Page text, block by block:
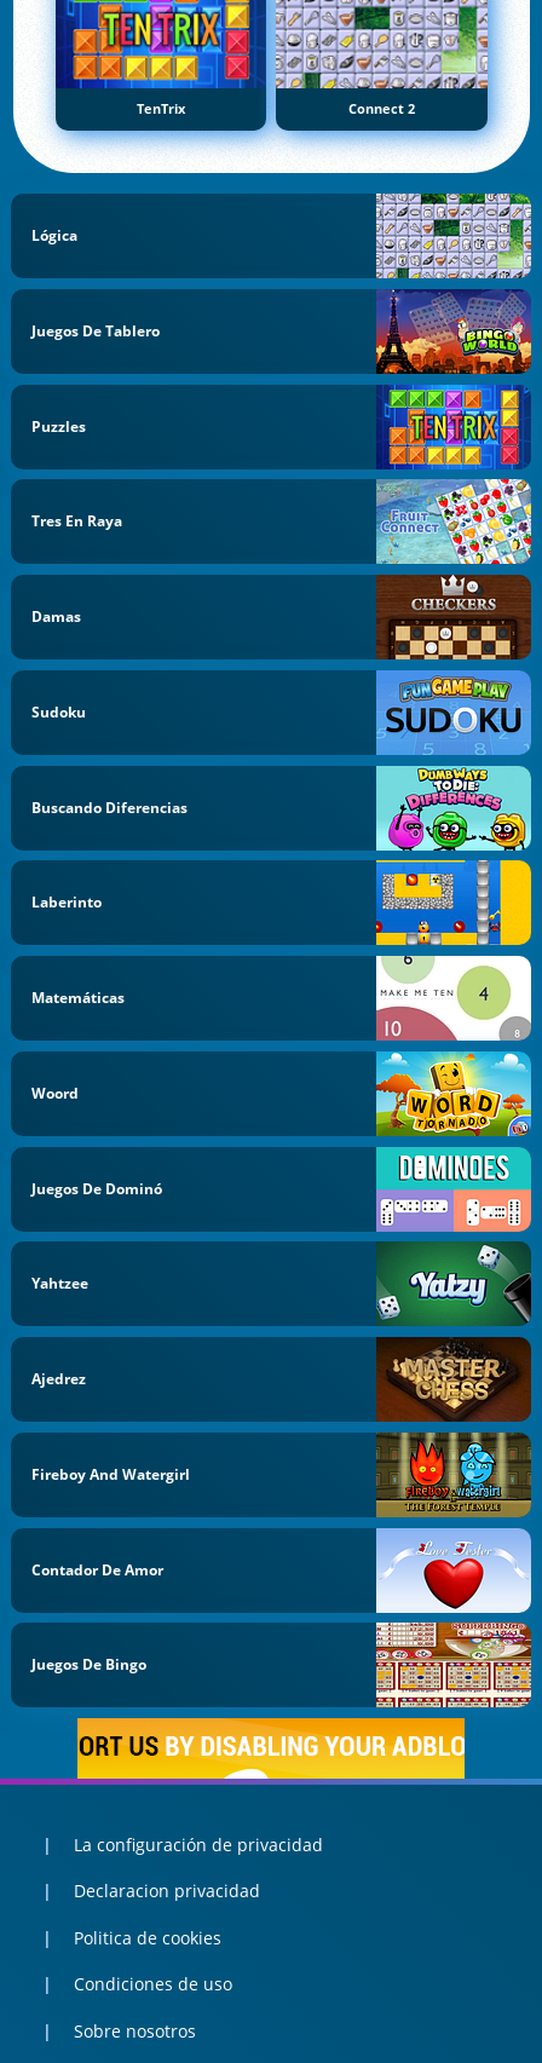
TenTrix Connect 2
Lógica
Juegos De Tablero
Puzzles
Tres En Raya
Damas
Sudoku
Buscando Diferencias
Laberinto
Matemáticas
Woord
Juegos De Dominó
Yahtzee
Ajedrez
Fireboy And Watergirl
Contador De Amor
Juegos De Bingo
La configuración de privacidad
Declaracion privacidad
Politica de cookies
Condiciones de uso
Sobre nosotros